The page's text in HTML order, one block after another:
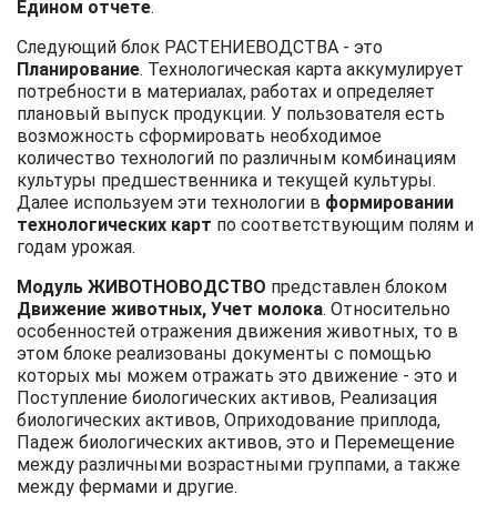
Едином отчете.
Следующий блок РАСТЕНИЕВОДСТВА - это
Планирование. Технологическая карта аккумулирует
потребности в материалах, работах и определяет
плановый выпуск продукции. У пользователя есть
возможность сформировать необходимое
количество технологий по различным комбинациям
культуры предшественника и текущей культуры.
Далее используем эти технологии в формировании
технологических карт по соответствующим полям и
годам урожая.
Модуль ЖИВОТНОВОДСТВО представлен блоком
Движение животных, Учет молока. Относительно
особенностей отражения движения животных, то в
этом блоке реализованы документы с помощью
которых мы можем отражать это движение - это и
Поступление биологических активов, Реализация
биологических активов, Оприходование приплода,
Падеж биологических активов, это и Перемещение
между различными возрастными группами, а также
между фермами и другие.